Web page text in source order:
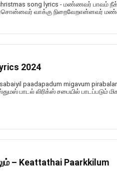
christmas song lyrics - மண்ணவர் பாவம்
வாக்கு நிறைவேறஎன்னவர்
2024
paadapadum migavum
பாடல் லிரிக்ஸ் சபையில் பாடப்படும்
– Keattathai Paarkkilum